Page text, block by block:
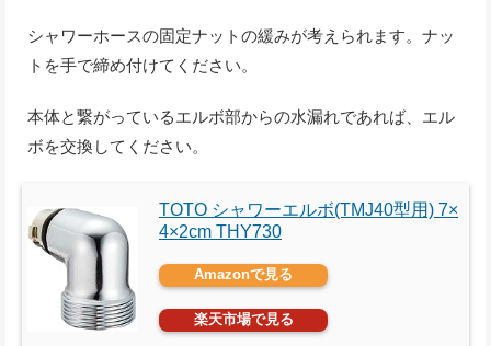
シャワーホースの固定ナットの緩みが考えられます。ナッ
トを手で締め付けてください。
本体と繋がっているエルボ部からの水漏れであれば、エル
ボを交換してください。
TOTO シャワーエルボ(TMJ40型用) 7×
4×2cm THY730
Amazonで見る
楽天市場で見る